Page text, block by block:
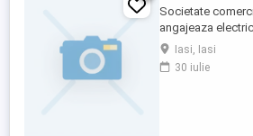
Societate
angajeaza
instalatii electrice
judetul Iasi.
reprezinta un
Iasi, Iasi
30 iulie